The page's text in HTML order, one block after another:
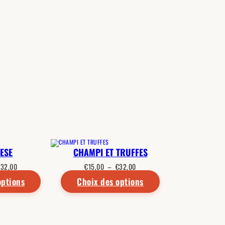
32,00Plage
de
prix :
€15,00
à
CHAMPI ET TRUFFES
€15,00 – €32,00Plage
de
prix :
€15,00
à
Choix des options